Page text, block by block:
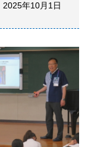
2025年10月1日